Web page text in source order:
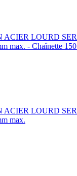
LOURD
max. - Chaînette
LOURD
max.